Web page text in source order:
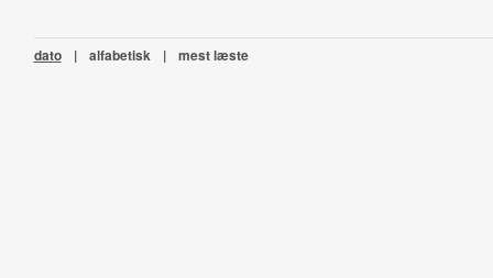
dato | alfabetisk | mest læste